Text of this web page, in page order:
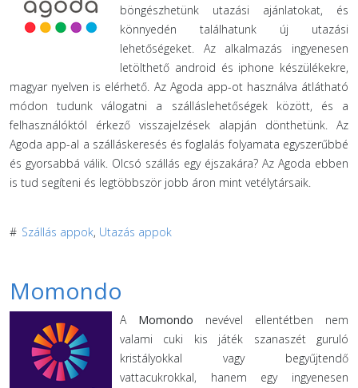
böngészhetünk utazási ajánlatokat, és
könnyedén találhatunk új utazási
lehetőségeket. Az alkalmazás ingyenesen
letölthető android és iphone készülékekre,
magyar nyelven is elérhető. Az Agoda app-ot használva átlátható
módon tudunk válogatni a szálláslehetőségek között, és a
felhasználóktól érkező visszajelzések alapján dönthetünk. Az
Agoda app-al a szálláskeresés és foglalás folyamata egyszerűbbé
és gyorsabbá válik. Olcsó szállás egy éjszakára? Az Agoda ebben
is tud segíteni és legtöbbször jobb áron mint vetélytársaik.
# Szállás appok, Utazás appok
Momondo
A Momondo nevével ellentétben nem
valami cuki kis játék szanaszét guruló
kristályokkal vagy begyűjtendő
vattacukrokkal, hanem egy ingyenesen